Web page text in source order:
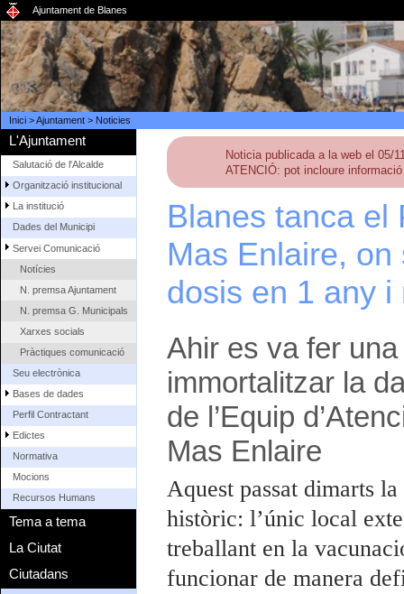
Ajuntament de Blanes
Inici>Ajuntament> Noticies
L'Ajuntament
Salutació de l'Alcalde
Organització institucional
La institució
Dades del Municipi
Servei Comunicació
Notícies
N. premsa Ajuntament
N. premsa G. Municipals
Xarxes socials
Pràctiques comunicació
Seu electrònica
Bases de dades
Perfil Contractant
Edictes
Normativa
Mocions
Recursos Humans
Tema a tema
La Ciutat
Ciutadans
Noticia publicada a la web el 05/
ATENCIÓ: pot incloure
Blanes tanca el
Mas Enlaire, on
dosis en 1 any i
Ahir es va fer
immortalitzar la
de l’Equip
Mas Enlaire
Aquest passat dimarts
històric: l’únic local
treballant en la
funcionar de manera